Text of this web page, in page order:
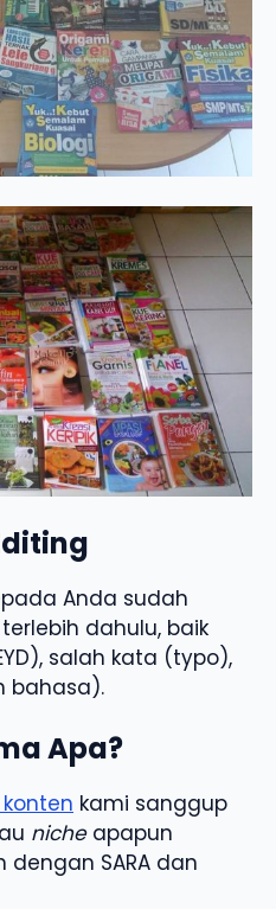
Anda sudah
dahulu, baik
salah kata (typo),
bahasa).
Apa?
kami sanggup
nicheapapun
SARA dan